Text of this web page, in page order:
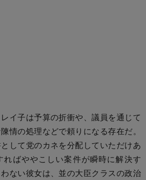
イ子は予算の折衝や、議員を通じて
情の処理などで頼りになる存在だ。
して党のカネを分配していただけあ
ればややこしい案件が瞬時に解決す
ない彼女は、並の大臣クラスの政治